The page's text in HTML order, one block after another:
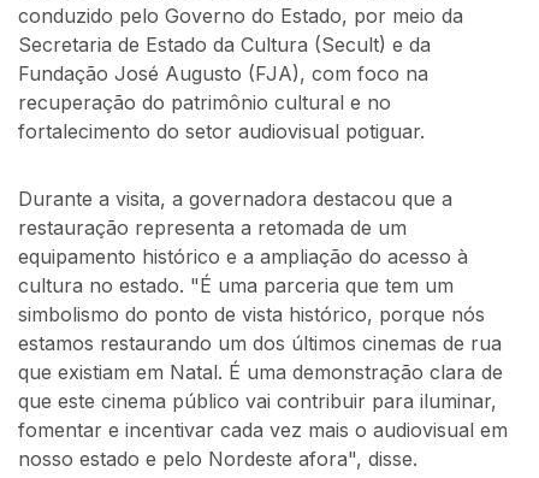
conduzido pelo Governo do Estado, por meio da
Secretaria de Estado da Cultura (Secult) e da
Fundação José Augusto (FJA), com foco na
recuperação do patrimônio cultural e no
fortalecimento do setor audiovisual potiguar.
Durante a visita, a governadora destacou que a
restauração representa a retomada de um
equipamento histórico e a ampliação do acesso à
cultura no estado. "É uma parceria que tem um
simbolismo do ponto de vista histórico, porque nós
estamos restaurando um dos últimos cinemas de rua
que existiam em Natal. É uma demonstração clara de
que este cinema público vai contribuir para iluminar,
fomentar e incentivar cada vez mais o audiovisual em
nosso estado e pelo Nordeste afora", disse.